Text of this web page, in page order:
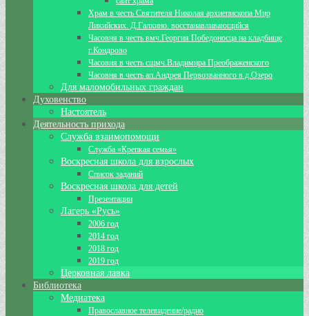
Храм в честь Святителя Николая архиепископа Мир
Ликийских. Д.Галкино. восстанавливающийся
Часовня в честь вмч.Георгия Победоносца на кладбище
г.Кондрово
Часовня в честь сщмч.Владимира Преображенского
Часовня в честь ап.Андрея Первозванного в д.Озеро
Для маломобильных граждан
Духовенство
Настоятель
Деятельность прихода
Служба взаимопомощи
Служба «Крепкая семья»
Воскресная школа для взрослых
Список заданий
Воскресная школа для детей
Презентации
Лагерь «Русь»
2006 год
2014 год
2018 год
2019 год
Церковная лавка
Библиотека
Медиатека
Православное телевидение/радио